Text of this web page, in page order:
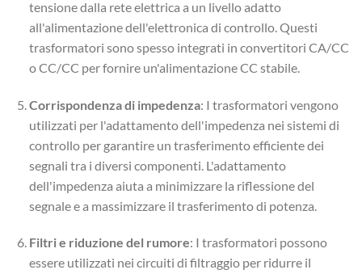
tensione dalla rete elettrica a un livello adatto
all'alimentazione dell'elettronica di controllo. Questi
trasformatori sono spesso integrati in convertitori CA/CC
o CC/CC per fornire un'alimentazione CC stabile.
Corrispondenza di impedenza: I trasformatori vengono
utilizzati per l'adattamento dell'impedenza nei sistemi di
controllo per garantire un trasferimento efficiente dei
segnali tra i diversi componenti. L'adattamento
dell'impedenza aiuta a minimizzare la riflessione del
segnale e a massimizzare il trasferimento di potenza.
Filtri e riduzione del rumore: I trasformatori possono
essere utilizzati nei circuiti di filtraggio per ridurre il